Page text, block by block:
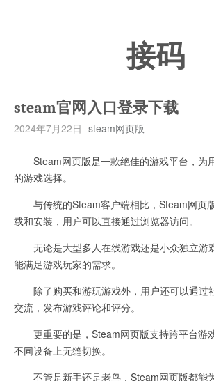
接码
steam官网入口登录下载
2024年7月22日 steam网页版
Steam网页版是一款绝佳的游戏平台，为
的游戏选择。
与传统的Steam客户端相比，Steam网页
载和安装，用户可以直接通过浏览器访问。
无论是大型多人在线游戏还是小众独立游
能满足游戏玩家的需求。
除了购买和游玩游戏外，用户还可以通过
交流，发布游戏评论和评分。
更重要的是，Steam网页版支持跨平台游
不同设备上无缝切换。
不管是新手还是老鸟，Steam网页版都能